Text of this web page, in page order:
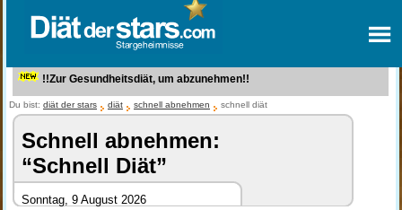
!!Zur Gesundheitsdiät, um abzunehmen!!
Du bist: diät der stars diät schnell abnehmen schnell diät
Schnell abnehmen:
“Schnell Diät”
Sonntag, 9 August 2026